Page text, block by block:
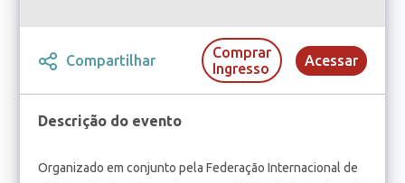
Compartilhar
Comprar
Ingresso
Acessar
Descrição do evento
Organizado em conjunto pela Federação Internacional de